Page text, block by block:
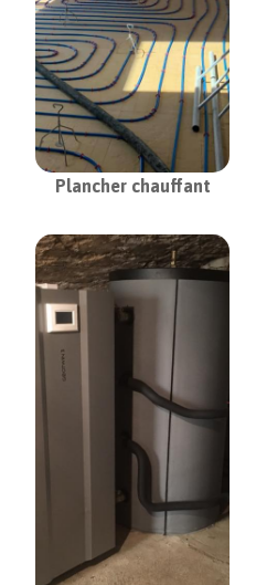
Plancher chauffant